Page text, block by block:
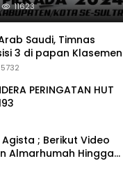
11623
Saudi, Timnas
3 di papan Klasemen
5732
PERINGATAN HUT
; Berikut Video
Almarhumah Hingga
Terakhir